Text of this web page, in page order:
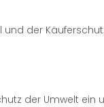
der
der Umwelt